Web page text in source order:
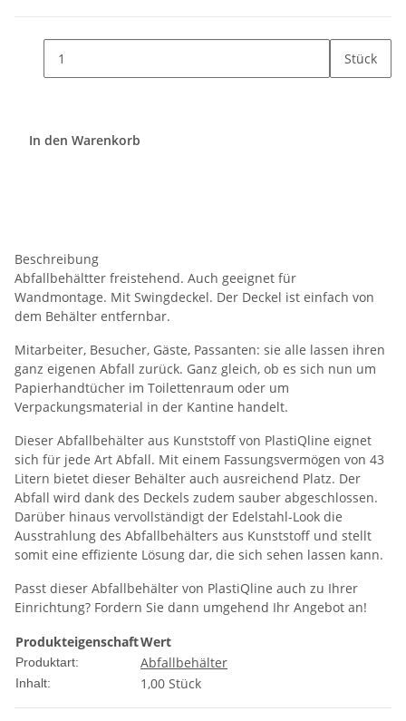
Stück
In den Warenkorb
Beschreibung
Abfallbehältter freistehend. Auch geeignet für
Wandmontage. Mit Swingdeckel. Der Deckel ist einfach von
dem Behälter entfernbar.
Mitarbeiter, Besucher, Gäste, Passanten: sie alle lassen ihren
ganz eigenen Abfall zurück. Ganz gleich, ob es sich nun um
Papierhandtücher im Toilettenraum oder um
Verpackungsmaterial in der Kantine handelt.
Dieser Abfallbehälter aus Kunststoff von PlastiQline eignet
sich für jede Art Abfall. Mit einem Fassungsvermögen von 43
Litern bietet dieser Behälter auch ausreichend Platz. Der
Abfall wird dank des Deckels zudem sauber abgeschlossen.
Darüber hinaus vervollständigt der Edelstahl-Look die
Ausstrahlung des Abfallbehälters aus Kunststoff und stellt
somit eine effiziente Lösung dar, die sich sehen lassen kann.
Passt dieser Abfallbehälter von PlastiQline auch zu Ihrer
Einrichtung? Fordern Sie dann umgehend Ihr Angebot an!
ProdukteigenschaftWert
Produktart: Abfallbehälter
Inhalt: 1,00 Stück